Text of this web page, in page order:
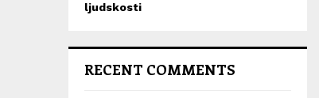
ljudskosti
RECENT COMMENTS